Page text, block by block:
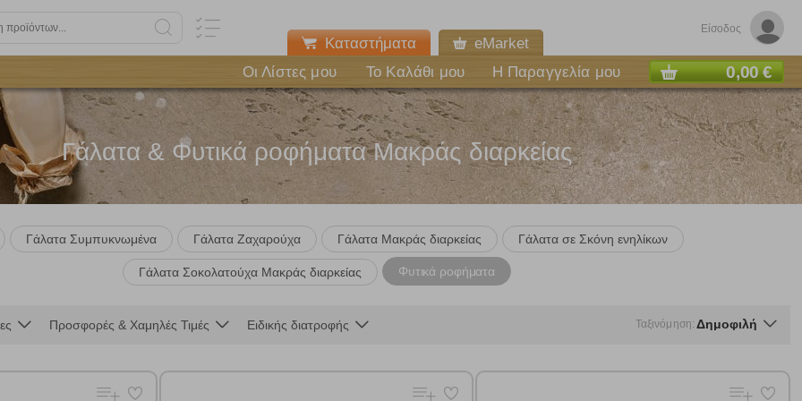
Είσοδος
Καταστήματα
eMarket
Οι Λίστες μου Το Καλάθι μου Η Παραγγελία μου 0,00 €
Γάλατα & Φυτικά ροφήματα Μακράς διαρκείας
Γάλατα Συμπυκνωμένα Γάλατα Ζαχαρούχα Γάλατα Μακράς διαρκείας Γάλατα σε Σκόνη ενηλίκων
Γάλατα Σοκολατούχα Μακράς διαρκείας Φυτικά ροφήματα
Προσφορές & Χαμηλές Τιμές Ειδικής διατροφής Ταξινόμηση: Δημοφιλή
Πολλαπλή αναζήτηση